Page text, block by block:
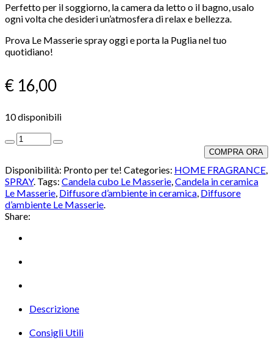
Perfetto per il soggiorno, la camera da letto o il bagno, usalo
ogni volta che desideri un’atmosfera di relax e bellezza.
Prova Le Masserie spray oggi e porta la Puglia nel tuo
quotidiano!
€ 16,00
10 disponibili
COMPRA ORA
Disponibilità: Pronto per te! Categories: HOME FRAGRANCE,
SPRAY. Tags: Candela cubo Le Masserie,Candela in ceramica
Le Masserie, Diffusore d’ambiente in ceramica, Diffusore
d’ambiente Le Masserie.
Share:
Descrizione
Consigli Utili